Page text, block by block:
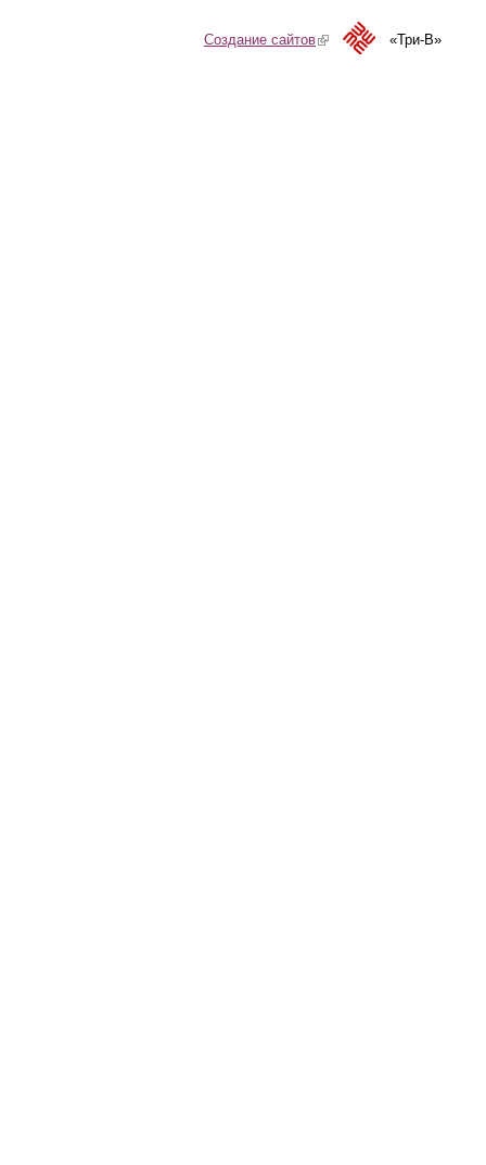
Создание сайтов(link is external)«Три-В»